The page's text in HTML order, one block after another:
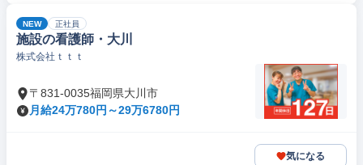
NEW 正社員
施設の看護師・大川
株式会社ｔｔｔ
〒831-0035福岡県大川市
月給24万780円～29万6780円
気になる